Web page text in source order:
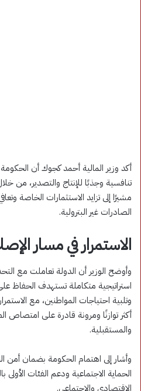
أكد وزير المالية أحمد كجوك أن
تنافسية وجذبًا للإنتاج والتصدير، من
مشيرًا إلى تزايد الاستثمارات الخاصة
الصادرات غير البترولية.
الاستمرار في مسار
وأوضح الوزير أن الدولة تعاملت مع
استراتيجية متكاملة تستهدف الحفاظ
وتلبية احتياجات المواطنين، مع
أكثر توازنًا ومرونة قادرة على امتصاص
والمستقبلية.
وأشار إلى اهتمام الحكومة بضمان أمن
الحماية الاجتماعية ودعم الفئات الأولى
الاقتصادي والاجتماعي.